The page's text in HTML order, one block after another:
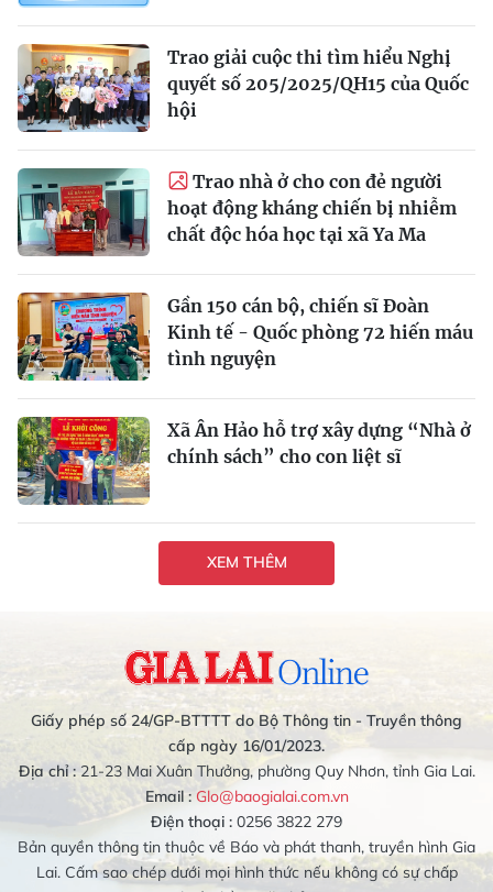
Trao giải cuộc thi tìm hiểu Nghị
quyết số 205/2025/QH15 của Quốc
hội
Trao nhà ở cho con đẻ người
hoạt động kháng chiến bị nhiễm
chất độc hóa học tại xã Ya Ma
Gần 150 cán bộ, chiến sĩ Đoàn
Kinh tế - Quốc phòng 72 hiến máu
tình nguyện
Xã Ân Hảo hỗ trợ xây dựng “Nhà ở
chính sách” cho con liệt sĩ
XEM THÊM
Giấy phép số 24/GP-BTTTT do Bộ Thông tin - Truyền thông
cấp ngày 16/01/2023.
Địa chỉ :21-23 Mai Xuân Thưởng, phường Quy Nhơn, tỉnh Gia Lai.
Email : Glo@baogialai.com.vn
Điện thoại : 0256 3822 279
Bản quyền thông tin thuộc về Báo và phát thanh, truyền hình Gia
Lai. Cấm sao chép dưới mọi hình thức nếu không có sự chấp